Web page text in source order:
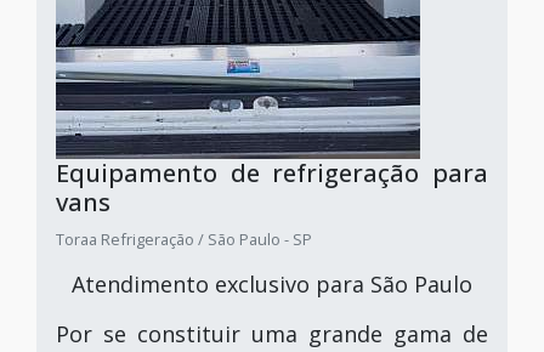
Equipamento de refrigeração para
vans
Toraa Refrigeração / São Paulo - SP
Atendimento exclusivo para São Paulo
Por se constituir uma grande gama de